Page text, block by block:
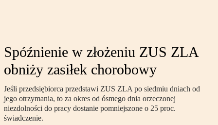
Spóźnienie w złożeniu ZUS ZLA
obniży zasiłek chorobowy
Jeśli przedsiębiorca przedstawi ZUS ZLA po siedmiu dniach od
jego otrzymania, to za okres od ósmego dnia orzeczonej
niezdolności do pracy dostanie pomniejszone o 25 proc.
świadczenie.